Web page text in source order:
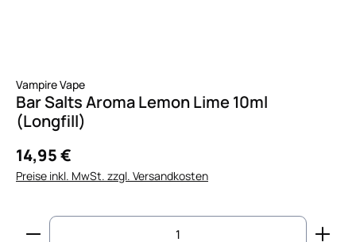
Vampire Vape
Bar Salts Aroma Lemon Lime 10ml
(Longfill)
14,95 €
Preise inkl. MwSt. zzgl. Versandkosten
Produkt Anzahl: Gib den gewünschten Wert